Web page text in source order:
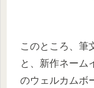
このところ、筆
と、新作ネーム
のウェルカムボ